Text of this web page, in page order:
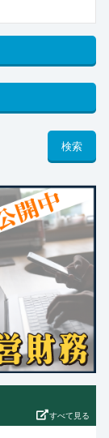
検索
すべて見る